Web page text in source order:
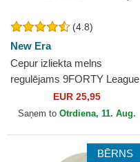
(4.8)
New Era
Cepur izliekta melns
regulējams 9FORTY League
Essential no New York
Yankees MLB no New Era
EUR 25,95
Saņem to Otrdiena, 11. Aug.
BĒRNS